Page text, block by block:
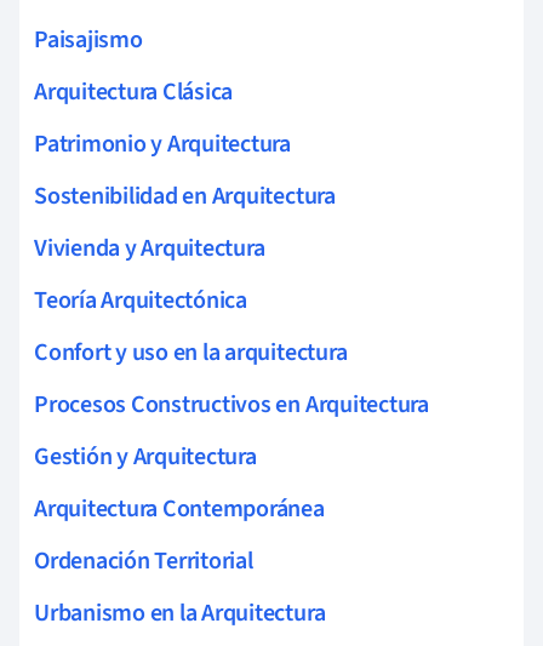
Paisajismo
Arquitectura Clásica
Patrimonio y Arquitectura
Sostenibilidad en Arquitectura
Vivienda y Arquitectura
Teoría Arquitectónica
Confort y uso en la arquitectura
Procesos Constructivos en Arquitectura
Gestión y Arquitectura
Arquitectura Contemporánea
Ordenación Territorial
Urbanismo en la Arquitectura